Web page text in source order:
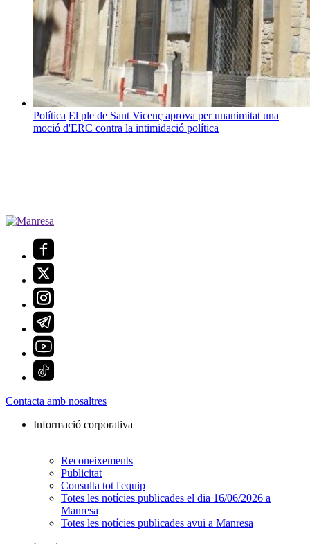
Política El ple de Sant Vicenç aprova per unanimitat una
moció d'ERC contra la intimidació política
Contacta amb nosaltres
Informació corporativa
Reconeixements
Publicitat
Consulta tot l'equip
Totes les notícies publicades el dia 16/06/2026 a
Manresa
Totes les notícies publicades avui a Manresa